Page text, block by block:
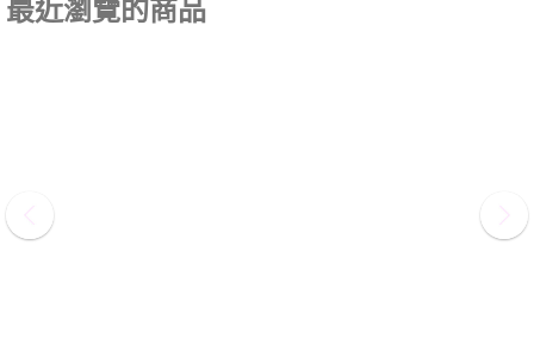
最近瀏覽的商品